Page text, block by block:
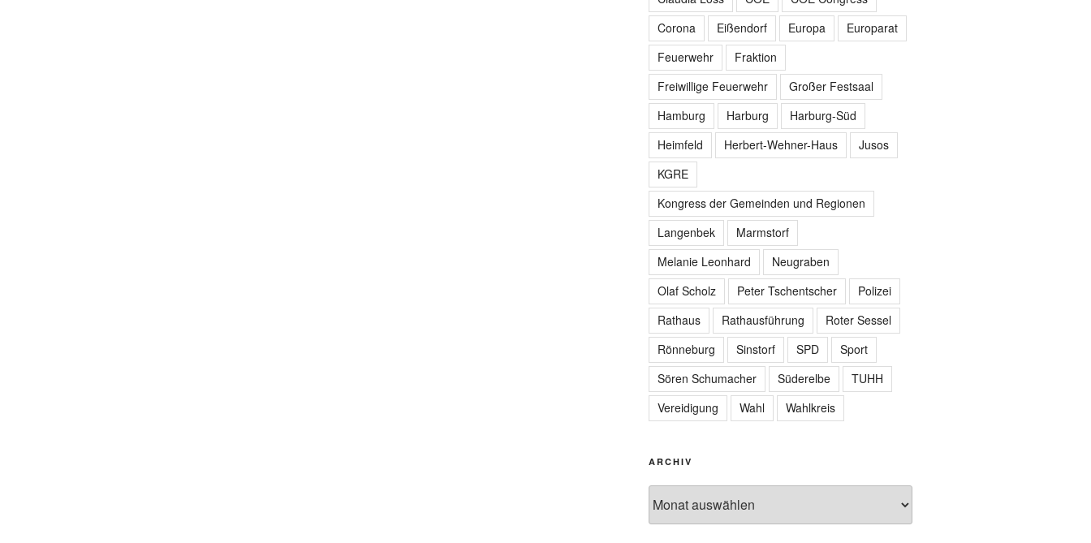
Corona
Eißendorf Europa
Europarat
Feuerwehr
Fraktion
Freiwillige Feuerwehr
Großer Festsaal
Hamburg
Harburg
Harburg-Süd
Heimfeld
Herbert-Wehner-Haus
Jusos
KGRE
Kongress der Gemeinden und Regionen
Langenbek
Marmstorf
Melanie Leonhard
Neugraben
Olaf Scholz
Peter Tschentscher
Polizei
Rathaus
Rathausführung
Roter Sessel
Rönneburg
Sinstorf SPD
Sport
Sören Schumacher
Süderelbe
TUHH
Vereidigung
Wahl Wahlkreis
ARCHIV